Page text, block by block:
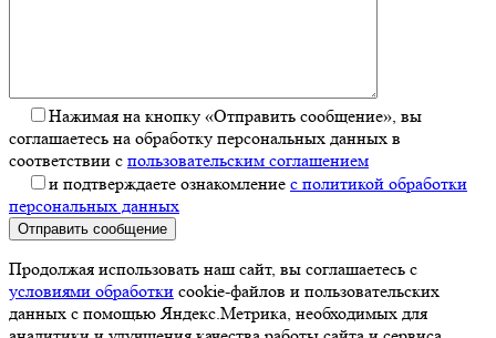
Нажимая на кнопку «Отправить сообщение», вы
соглашаетесь на обработку персональных данных в
соответствии с пользовательским соглашением
и подтверждаете ознакомление с политикой обработки
персональных данных
Отправить сообщение
Продолжая использовать наш сайт, вы соглашаетесь с
условиями обработки cookie-файлов и пользовательских
данных с помощью Яндекс.Метрика, необходимых для